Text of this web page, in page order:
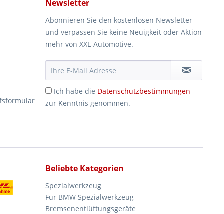
Newsletter
Abonnieren Sie den kostenlosen Newsletter
und verpassen Sie keine Neuigkeit oder Aktion
mehr von XXL-Automotive.
Ich habe die Datenschutzbestimmungen
zur Kenntnis genommen.
Beliebte Kategorien
Spezialwerkzeug
Für BMW Spezialwerkzeug
Bremsenentlüftungsgeräte